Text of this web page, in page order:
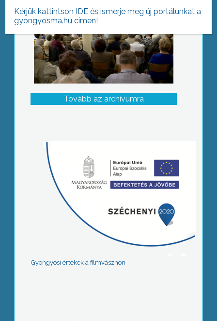
Tovább az archívumra
Gyöngyösi értékek a filmvásznon
Kérjük kattintson IDE és ismerje meg új portálunkat a
gyongyosma.hu címen!